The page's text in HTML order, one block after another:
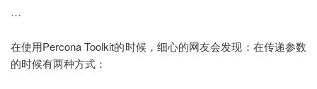
…
在使用Percona Toolkit的时候，细心的网友会发现：在传递参数
的时候有两种方式：